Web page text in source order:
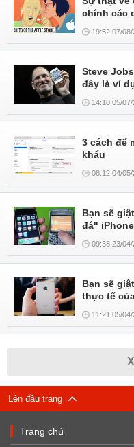
chính các
19:52 07/
Steve
đây là ví
14:10 05/
3 cách để
khẩu
08:12 04/05/
Bạn sẽ
đá"
09:38 23/04/
Bạn sẽ
thực tế
11:21 05/
Lên đầu trang
Trang chủ